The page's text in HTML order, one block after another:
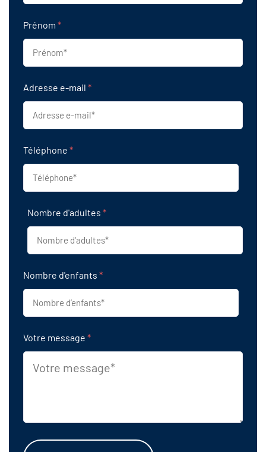
Prénom *
Adresse e-mail *
Téléphone *
Nombre d'adultes *
Nombre d'enfants *
Votre message *